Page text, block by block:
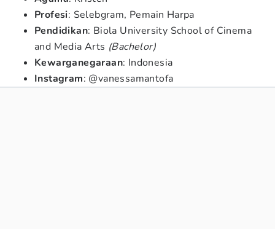
Profesi: Selebgram, Pemain Harpa
Pendidikan: Biola University School of Cinema
and Media Arts (Bachelor)
Kewarganegaraan: Indonesia
Instagram: @vanessamantofa